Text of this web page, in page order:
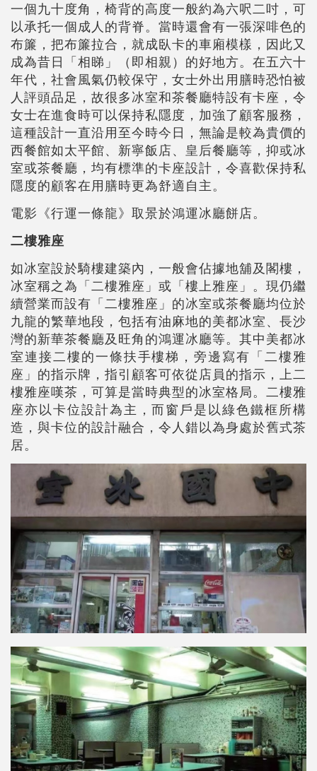
一個九十度角，椅背的高度一般約為六呎二吋，可
以承托一個成人的背脊。當時還會有一張深啡色的
布簾，把布簾拉合，就成臥卡的車廂模樣，因此又
成為昔日「相睇」（即相親）的好地方。在五六十
年代，社會風氣仍較保守，女士外出用膳時恐怕被
人評頭品足，故很多冰室和茶餐廳特設有卡座，令
女士在進食時可以保持私隱度，加強了顧客服務，
這種設計一直沿用至今時今日，無論是較為貴價的
西餐館如太平館、新寧飯店、皇后餐廳等，抑或冰
室或茶餐廳，均有標準的卡座設計，令喜歡保持私
隱度的顧客在用膳時更為舒適自主。
電影《行運一條龍》取景於鴻運冰廳餅店。
二樓雅座
如冰室設於騎樓建築內，一般會佔據地舖及閣樓，
冰室稱之為「二樓雅座」或「樓上雅座」。現仍繼
續營業而設有「二樓雅座」的冰室或茶餐廳均位於
九龍的繁華地段，包括有油麻地的美都冰室、長沙
灣的新華茶餐廳及旺角的鴻運冰廳等。其中美都冰
室連接二樓的一條扶手樓梯，旁邊寫有「二樓雅
座」的指示牌，指引顧客可依從店員的指示，上二
樓雅座嘆茶，可算是當時典型的冰室格局。二樓雅
座亦以卡位設計為主，而窗戶是以綠色鐵框所構
造，與卡位的設計融合，令人錯以為身處於舊式茶
居。